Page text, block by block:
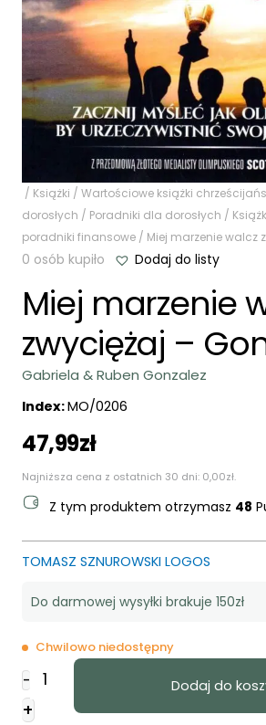
/ Książki / Wartościowe książki
dorosłych / Poradniki dla dorosłych /
poradniki finansowe / Miej marzenie walcz
0 osób kupiło Dodaj do listy
Miej marzenie
zwyciężaj –
Gabriela & Ruben Gonzalez
Index:MO/0206
47,99zł
Najniższa cena z ostatnich 30 dni: 0,00zł.
Z tym produktem otrzymasz 48
TOMASZ SZNUROWSKI LOGOS
Do darmowej wysyłki brakuje 150zł
Chwilowo niedostępny
-
Miej
marzenie
+
Dodaj do